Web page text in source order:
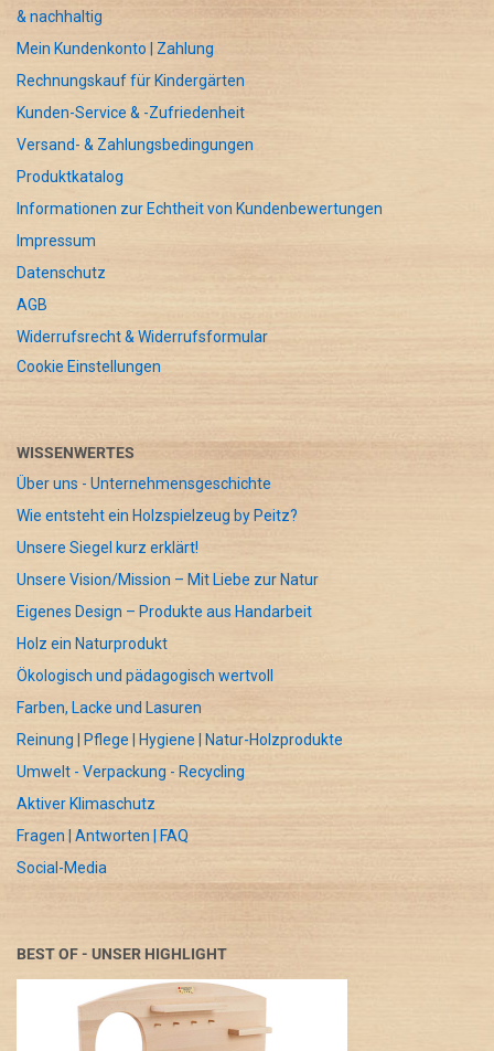
& nachhaltig
Mein Kundenkonto | Zahlung
Rechnungskauf für Kindergärten
Kunden-Service & -Zufriedenheit
Versand- & Zahlungsbedingungen
Produktkatalog
Informationen zur Echtheit von Kundenbewertungen
Impressum
Datenschutz
AGB
Widerrufsrecht & Widerrufsformular
Cookie Einstellungen
WISSENWERTES
Über uns - Unternehmensgeschichte
Wie entsteht ein Holzspielzeug by Peitz?
Unsere Siegel kurz erklärt!
Unsere Vision/Mission – Mit Liebe zur Natur
Eigenes Design – Produkte aus Handarbeit
Holz ein Naturprodukt
Ökologisch und pädagogisch wertvoll
Farben, Lacke und Lasuren
Reinung | Pflege | Hygiene | Natur-Holzprodukte
Umwelt - Verpackung - Recycling
Aktiver Klimaschutz
Fragen | Antworten | FAQ
Social-Media
BEST OF - UNSER HIGHLIGHT